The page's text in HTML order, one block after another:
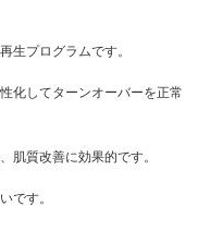
生プログラムです。
化してターンオーバーを正常
肌質改善に効果的です。
です。